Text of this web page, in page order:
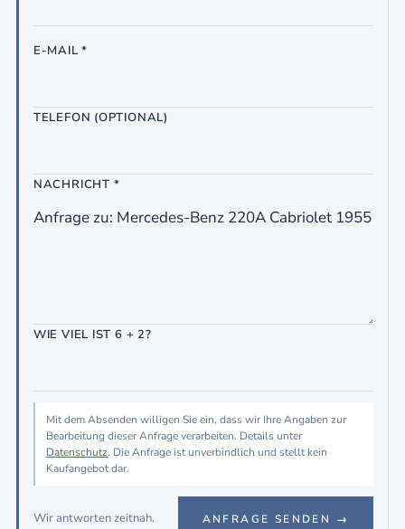
E-MAIL *
TELEFON (OPTIONAL)
NACHRICHT *
WIE VIEL IST 6 + 2?
Mit dem Absenden willigen Sie ein, dass wir Ihre Angaben zur
Bearbeitung dieser Anfrage verarbeiten. Details unter
Datenschutz. Die Anfrage ist unverbindlich und stellt kein
Kaufangebot dar.
Wir antworten zeitnah. ANFRAGE SENDEN →